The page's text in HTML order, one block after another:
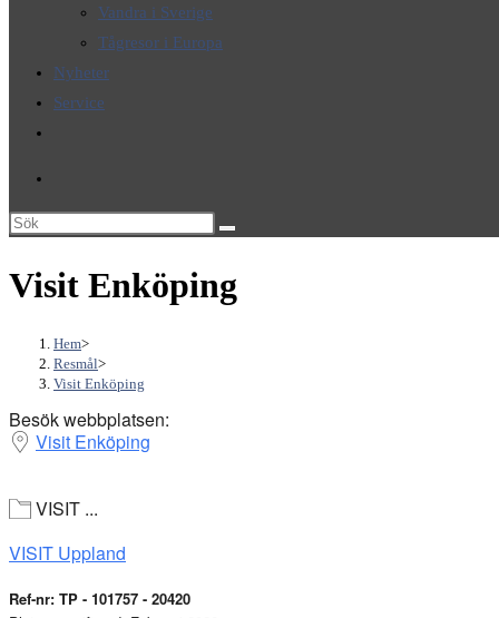
Vandra i Sverige
Tågresor i Europa
Nyheter
Service
Sök
denna
Visit Enköping
Hem>
Resmål>
Visit Enköping
Besök webbplatsen:
Visit Enköping
VISIT ...
VISIT Uppland
Ref-nr: TP - 101757 - 20420